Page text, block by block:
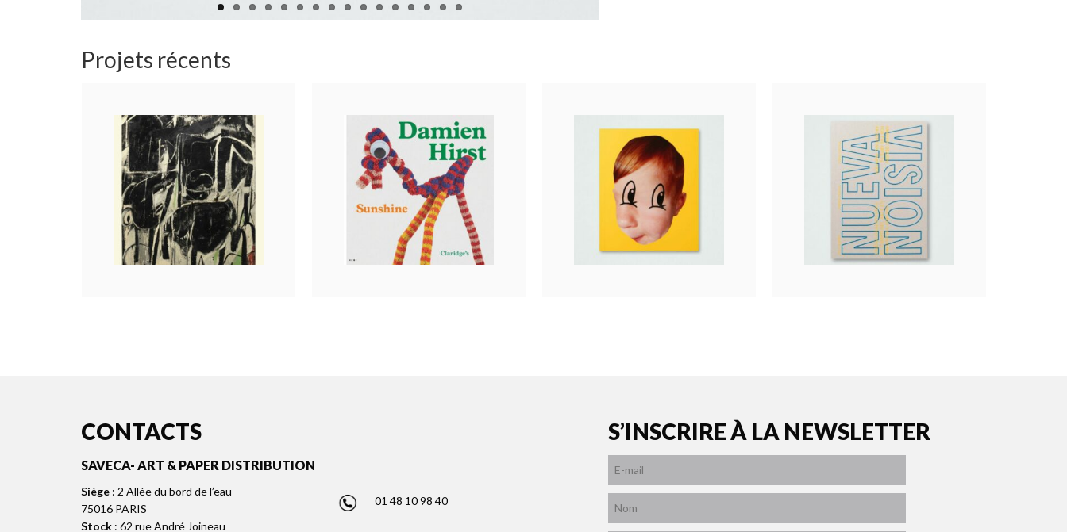
Projets récents
CONTACTS
SAVECA- ART & PAPER DISTRIBUTION
Siège : 2 Allée du bord de l’eau
75016 PARIS
Stock : 62 rue André Joineau
01 48 10 98 40
S’INSCRIRE À LA NEWSLETTER